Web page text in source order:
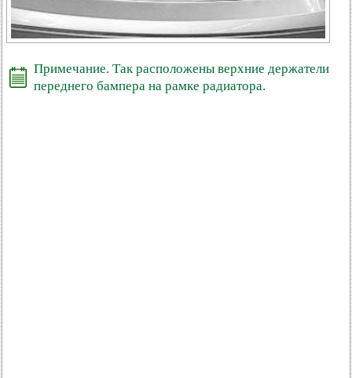
Примечание. Так расположены верхние держатели
переднего бампера на рамке радиатора.